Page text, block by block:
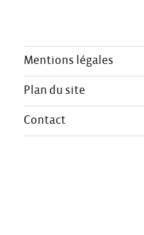
Mentions légales
Plan du site
Contact